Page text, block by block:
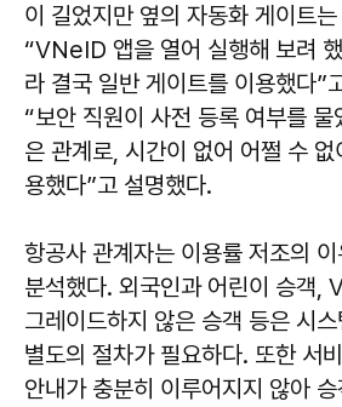
이 길었지만 옆의 자동화 게이트
“VNeID 앱을 열어 실행해 보려
라 결국 일반 게이트를 이용했다”
“보안 직원이 사전 등록 여부를
은 관계로, 시간이 없어 어쩔 수 없
용했다”고 설명했다.
항공사 관계자는 이용률 저조의
분석했다. 외국인과 어린이 승객,
그레이드하지 않은 승객 등은 시
별도의 절차가 필요하다. 또한 서
안내가 충분히 이루어지지 않아